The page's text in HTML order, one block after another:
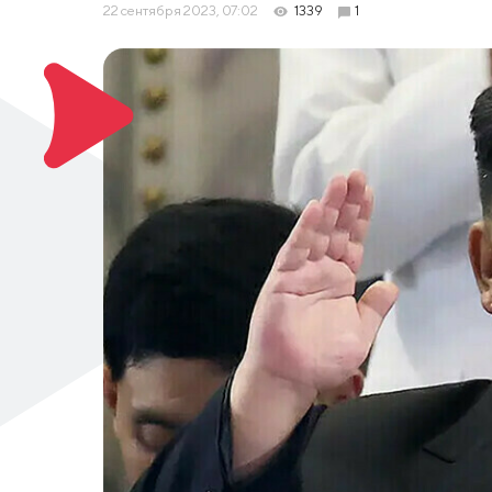
22 сентября 2023, 07:02 1339 1